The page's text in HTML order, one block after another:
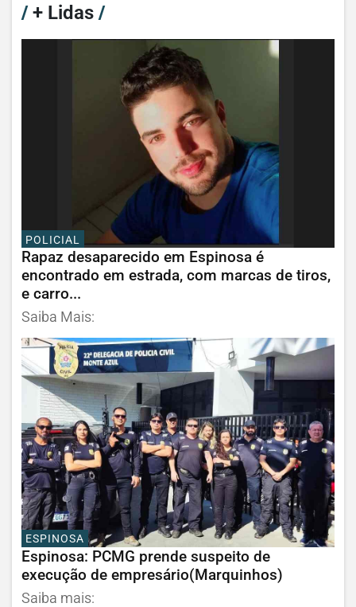
/+ Lidas /
POLICIAL
Rapaz desaparecido em Espinosa é
encontrado em estrada, com marcas de tiros,
e carro...
Saiba Mais:
ESPINOSA
Espinosa: PCMG prende suspeito de
execução de empresário(Marquinhos)
Saiba mais: